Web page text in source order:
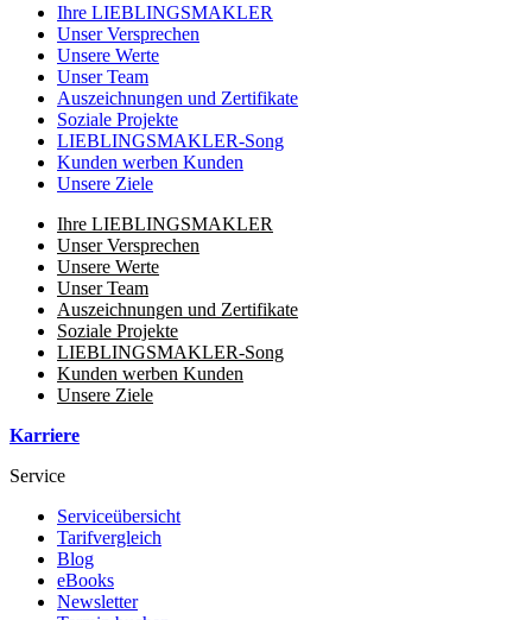
Ihre LIEBLINGSMAKLER
Unser Versprechen
Unsere Werte
Unser Team
Auszeichnungen und Zertifikate
Soziale Projekte
LIEBLINGSMAKLER-Song
Kunden werben Kunden
Unsere Ziele
Ihre LIEBLINGSMAKLER
Unser Versprechen
Unsere Werte
Unser Team
Auszeichnungen und Zertifikate
Soziale Projekte
LIEBLINGSMAKLER-Song
Kunden werben Kunden
Unsere Ziele
Karriere
Service
Serviceübersicht
Tarifvergleich
Blog
eBooks
Newsletter